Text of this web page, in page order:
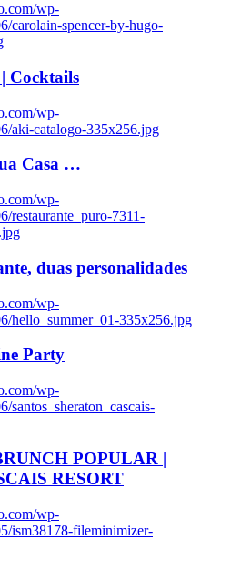
wp-
carolain-spencer-by-hugo-
Cocktails
wp-
aki-catalogo-335x256.jpg
Casa …
wp-
restaurante_puro-7311-
duas personalidades
wp-
hello_summer_01-335x256.jpg
Party
wp-
santos_sheraton_cascais-
POPULAR |
RESORT
wp-
ism38178-fileminimizer-